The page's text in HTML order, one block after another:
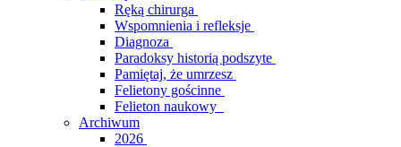
Ręką chirurga
Wspomnienia i refleksje
Diagnoza
Paradoksy historią podszyte
Pamiętaj, że umrzesz
Felietony gościnne
Felieton naukowy
Archiwum
2026